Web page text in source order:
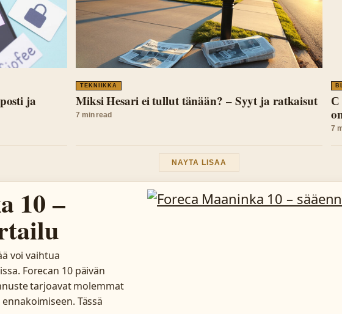
ja
TEKNIIKKA
Miksi Hesari ei tullut tänään? – Syyt ja ratkaisut
7 min read
С
7
NAYTA LISAA
10 –
voi vaihtua
Forecan 10 päivän
tarjoavat molemmat
Tässä